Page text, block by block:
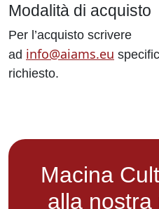
Modalità di acquisto
Per l’acquisto scrivere
ad info@aiams.eu
richiesto.
Macina
alla nostra